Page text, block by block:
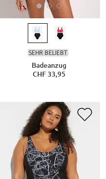
SEHR BELIEBT
Badeanzug
CHF 33,95